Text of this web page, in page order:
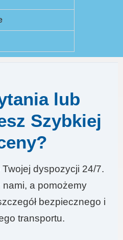
lub
Szybkiej
Twojej dyspozycji 24/7.
a pomożemy
bezpiecznego i
transportu.